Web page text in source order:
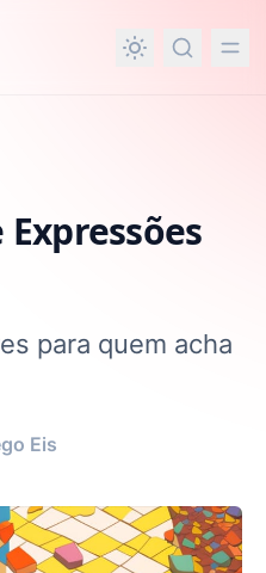
para quem acha
Eis